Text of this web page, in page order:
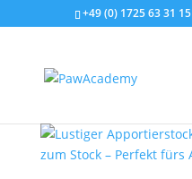
+49 (0) 1725 63 31 15